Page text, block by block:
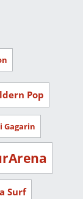
Pop
Gagarin
Surf